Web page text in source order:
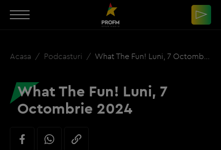
Acasa Podcasturi What The Fun! Luni, 7 Octombrie 2024
What The Fun! Luni, 7
Octombrie 2024